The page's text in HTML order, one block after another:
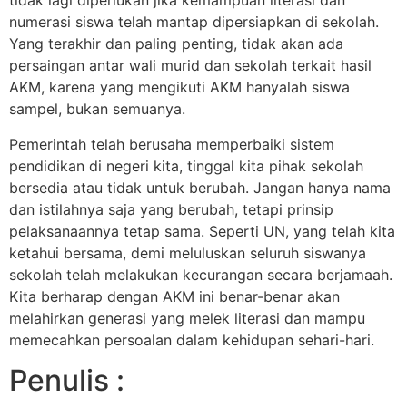
numerasi siswa telah mantap dipersiapkan di sekolah.
Yang terakhir dan paling penting, tidak akan ada
persaingan antar wali murid dan sekolah terkait hasil
AKM, karena yang mengikuti AKM hanyalah siswa
sampel, bukan semuanya.
Pemerintah telah berusaha memperbaiki sistem
pendidikan di negeri kita, tinggal kita pihak sekolah
bersedia atau tidak untuk berubah. Jangan hanya nama
dan istilahnya saja yang berubah, tetapi prinsip
pelaksanaannya tetap sama. Seperti UN, yang telah kita
ketahui bersama, demi meluluskan seluruh siswanya
sekolah telah melakukan kecurangan secara berjamaah.
Kita berharap dengan AKM ini benar-benar akan
melahirkan generasi yang melek literasi dan mampu
memecahkan persoalan dalam kehidupan sehari-hari.
Penulis :